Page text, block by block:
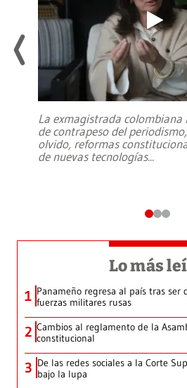
La exmagistrada colombiana
de contrapeso del
olvido, reformas
de nuevas tecnologías...
Lo más
1 Panameño regresa al país tras ser
fuerzas militares rusas
2 Cambios al reglamento de la
constitucional
3 De las redes sociales a la Corte
bajo la lupa